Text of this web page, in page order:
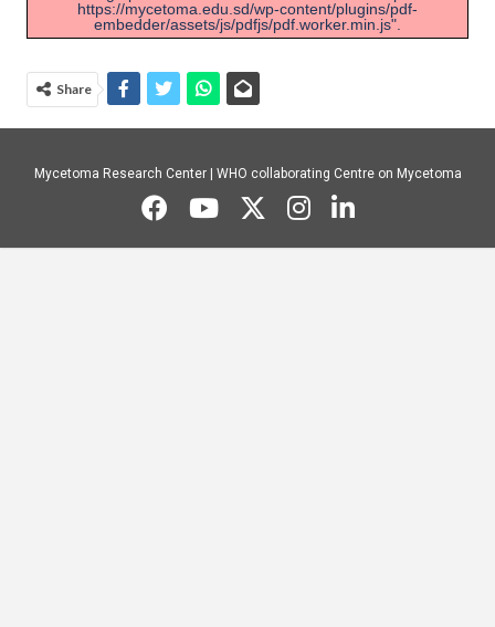
https://mycetoma.edu.sd/wp-content/plugins/pdf-
embedder/assets/js/pdfjs/pdf.worker.min.js".
Share
Mycetoma Research Center | WHO collaborating Centre on Mycetoma